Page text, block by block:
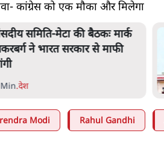
कांग्रेस को एक मौका और मिलेगा
समिति-मेटा की बैठकः मार्क
ने भारत सरकार से माफी
.देश
Modi Rahul Gandhi